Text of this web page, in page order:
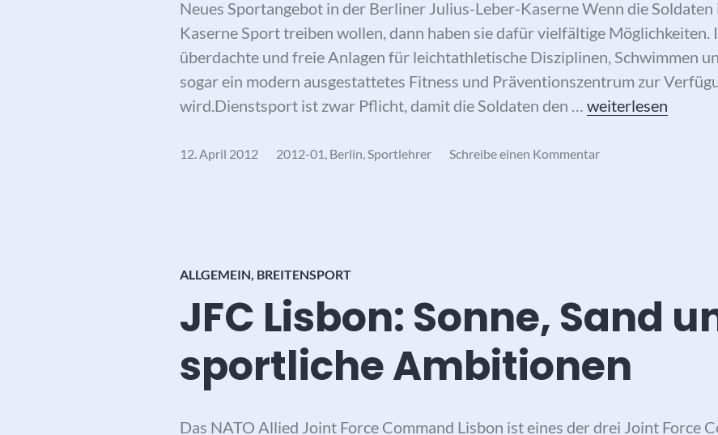
Neues Sportangebot in der Berliner Julius-Leber-Kaserne Wenn die
Kaserne Sport treiben wollen, dann haben sie dafür vielfältige Möglichkeiten.
überdachte und freie Anlagen für leichtathletische Disziplinen, Schwimmen
sogar ein modern ausgestattetes Fitness und Präventionszentrum zur
wird.Dienstsport ist zwar Pflicht, damit die Soldaten den … Body Power als
weiterlesen
12. April 2012 2012-01 Berlin Sportlehrer Schreibe einen Kommentar
ALLGEMEIN, BREITENSPORT
JFC Lisbon: Sonne, Sand
sportliche Ambitionen
Das NATO Allied Joint Force Command Lisbon ist eines der drei Joint Force